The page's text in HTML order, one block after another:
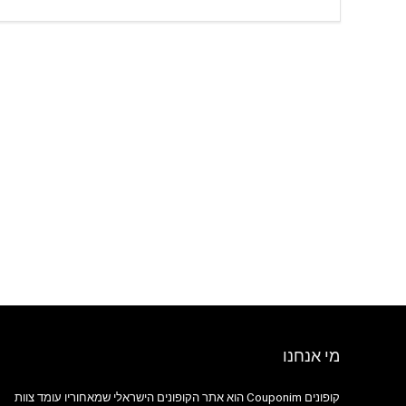
מי אנחנו
קופונים Couponim הוא אתר הקופונים הישראלי שמאחוריו עומד צוות